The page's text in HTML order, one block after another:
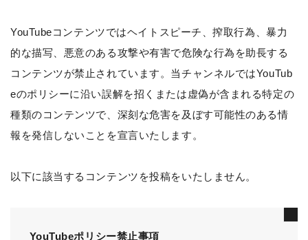
YouTubeコンテンツではヘイトスピーチ、搾取行為、暴力
的な描写、悪意のある攻撃や有害で危険な行為を助長する
コンテンツが禁止されています。当チャンネルではYouTub
eのポリシーに沿い誤解を招くまたは虚偽が含まれる特定の
種類のコンテンツで、深刻な危害を及ぼす可能性のある情
報を発信しないことを宣言いたします。
以下に該当するコンテンツを投稿をいたしません。
YouTubeポリシー禁止事項